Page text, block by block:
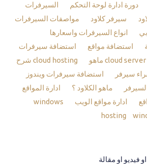
دورة ادارة لوحة التحكم
السيرفرات
سيرفر كلاود
مواصفات السيرفرات
انواع السيرفرات واسعارها
استضافة مواقع
استضافة سيرفرات
cloud server ماهو
سيرفر
استضافة سيرفرات ويندوز
ماهو الكلاود ؟
ادارة المواقع
ادارة مواقع الويب
windows
hosting
فيديو او مقالة